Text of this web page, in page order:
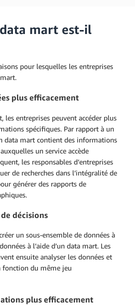
mart est-il
pour lesquelles les entreprises
plus efficacement
les entreprises peuvent accéder plus
spécifiques. Par rapport à un
data mart contient des informations
un service accède
les responsables d’entreprises
de recherches dans l’intégralité de
générer des rapports de
décisions
un sous-ensemble de données à
à l’aide d’un data mart. Les
ensuite analyser les données et
fonction du même jeu
plus efficacement